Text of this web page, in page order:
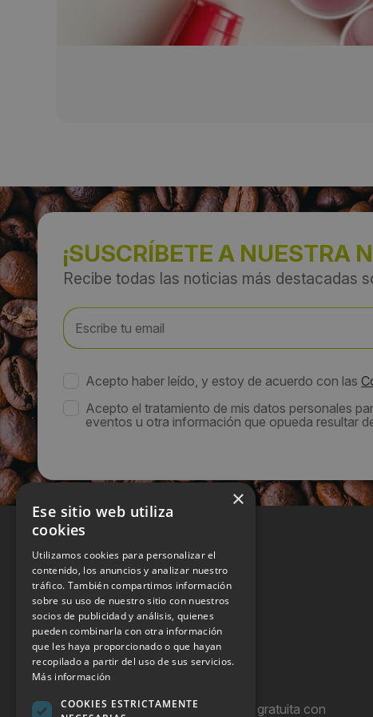
¡SUSCRÍBETE A NUESTRA
Recibe todas las noticias más destacadas
Acepto haber leído, y estoy de acuerdo con las
Acepto el tratamiento de mis datos personales
eventos u otra información que opueda resultar
Hostel Vending es una publicación gratuita con
×
Ese sitio web utiliza
cookies
Utilizamos cookies para personalizar el
contenido, los anuncios y analizar nuestro
tráfico. También compartimos información
sobre su uso de nuestro sitio con nuestros
socios de publicidad y análisis, quienes
pueden combinarla con otra información
que les haya proporcionado o que hayan
recopilado a partir del uso de sus servicios.
Más información
COOKIES ESTRICTAMENTE